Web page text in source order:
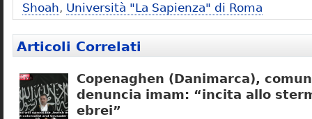
Shoah, Università "La Sapienza" di Roma
Articoli Correlati
Copenaghen (Danimarca),
denuncia imam: “incita allo
ebrei”